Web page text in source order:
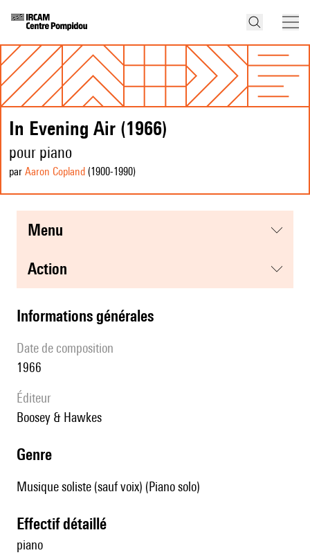
In Evening Air (1966)
pour piano
par Aaron Copland (1900-1990)
menu
action
informations générales
date de composition
1966
éditeur
Boosey & Hawkes
genre
Musique soliste (sauf voix) (Piano solo)
effectif détaillé
piano